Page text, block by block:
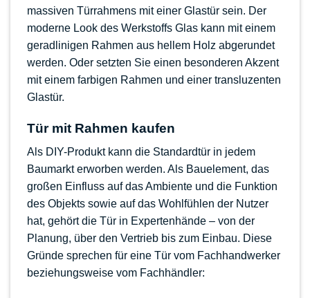
massiven Türrahmens mit einer Glastür sein. Der
moderne Look des Werkstoffs Glas kann mit einem
geradlinigen Rahmen aus hellem Holz abgerundet
werden. Oder setzten Sie einen besonderen Akzent
mit einem farbigen Rahmen und einer transluzenten
Glastür.
Tür mit Rahmen kaufen
Als DIY-Produkt kann die Standardtür in jedem
Baumarkt erworben werden. Als Bauelement, das
großen Einfluss auf das Ambiente und die Funktion
des Objekts sowie auf das Wohlfühlen der Nutzer
hat, gehört die Tür in Expertenhände – von der
Planung, über den Vertrieb bis zum Einbau. Diese
Gründe sprechen für eine Tür vom Fachhandwerker
beziehungsweise vom Fachhändler: